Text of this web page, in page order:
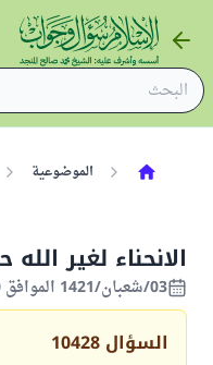
الموضوعية
الانحناء لغير الله
03/شعبان/1421 الموافق 30/أكتوبر/2000
السؤال 10428